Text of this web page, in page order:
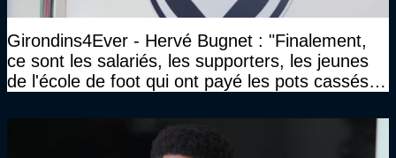
Girondins4Ever - Hervé Bugnet : "Finalement,
ce sont les salariés, les supporters, les jeunes
de l'école de foot qui ont payé les pots cassés